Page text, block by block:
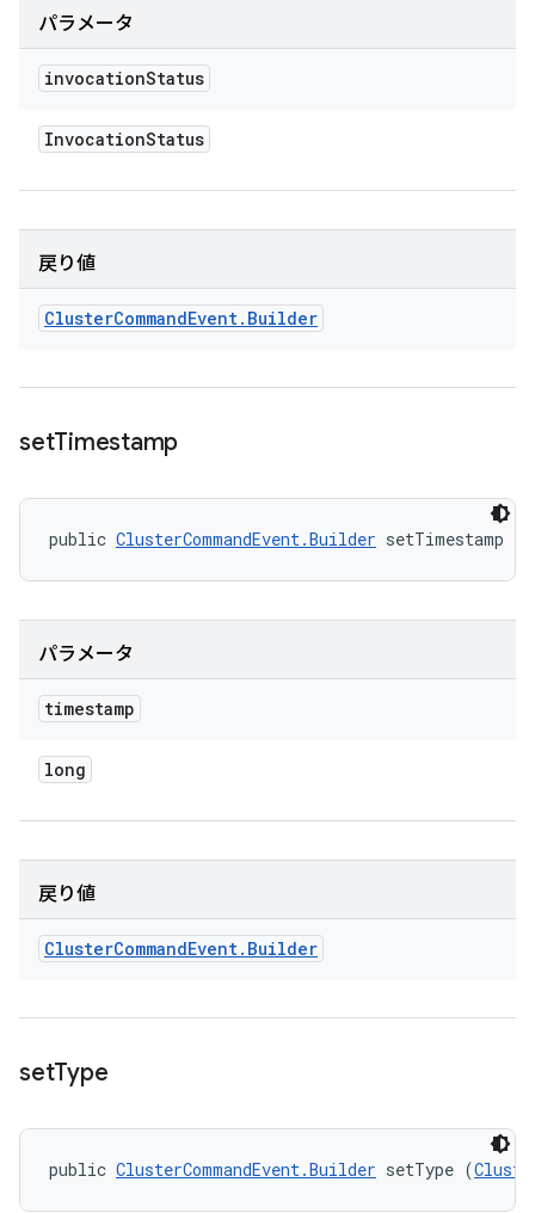
パラメータ
invocationStatus
InvocationStatus
戻り値
ClusterCommandEvent. Builder
setTimestamp
public ClusterCommandEvent.Builder setTimestamp
パラメータ
timestamp
long
戻り値
ClusterCommandEvent. Builder
setType
public ClusterCommandEvent.Builder setType (